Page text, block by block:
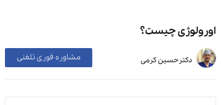
چیست؟
دکترحسین کرمی مشاوره فوری تلفنی